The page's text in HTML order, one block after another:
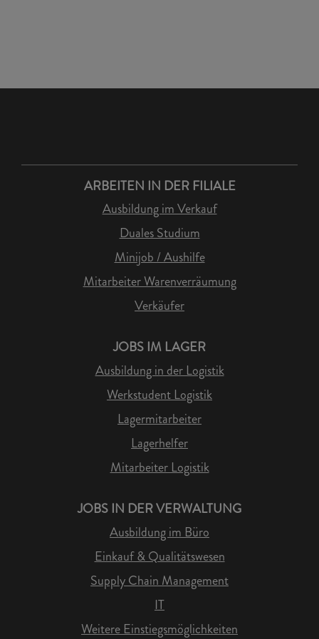
ARBEITEN IN DER FILIALE
Ausbildung im Verkauf
Duales Studium
Minijob / Aushilfe
Mitarbeiter Warenverräumung
Verkäufer
JOBS IM LAGER
Ausbildung in der Logistik
Werkstudent Logistik
Lagermitarbeiter
Lagerhelfer
Mitarbeiter Logistik
JOBS IN DER VERWALTUNG
Ausbildung im Büro
Einkauf & Qualitätswesen
Supply Chain Management
IT
Weitere Einstiegsmöglichkeiten